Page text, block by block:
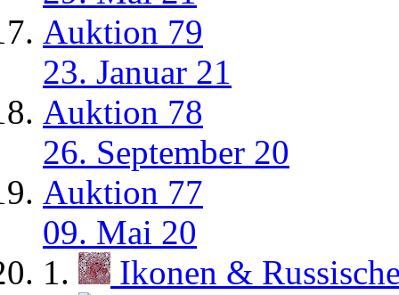
Auktion 79
23. Januar 21
Auktion 78
26. September 20
Auktion 77
09. Mai 20
Ikonen &